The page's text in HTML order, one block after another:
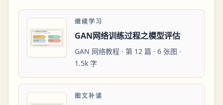
继续学习
GAN网络训练过程之模型评估
GAN 网络教程 · 第 12 篇 · 6 张图 ·
1.5k 字
图文补读